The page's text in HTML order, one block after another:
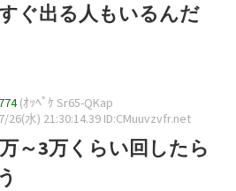
ぐ出る人もいるんだ
(ｵｯﾍﾟｹ Sr65-QKap
26(水) 21:30:14.39 ID:CMuuvzvfr.net
～3万くらい回したら